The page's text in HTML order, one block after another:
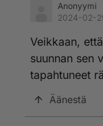
Anonyymi
2024-02-
Veikkaan,
suunnan sen
tapahtuneet
Äänestä